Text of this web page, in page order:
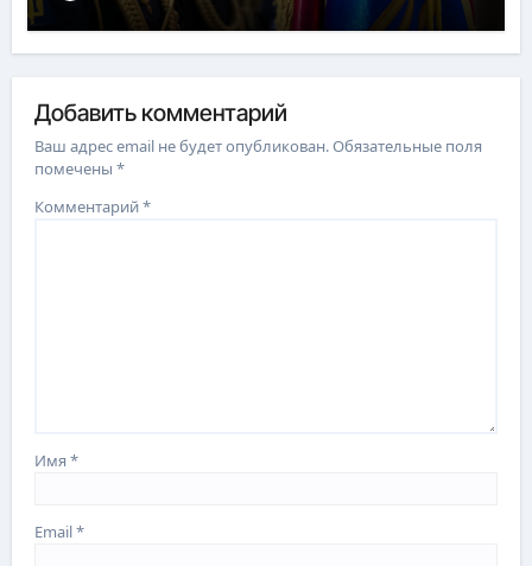
Добавить комментарий
Ваш адрес email не будет опубликован.Обязательные поля
помечены*
Комментарий*
Имя*
Email*